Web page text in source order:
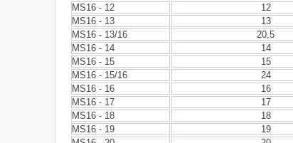
MS16 - 12
12
MS16 - 13
13
MS16 - 13/16
20,5
MS16 - 14
14
MS16 - 15
15
MS16 - 15/16
24
MS16 - 16
16
MS16 - 17
17
MS16 - 18
18
MS16 - 19
19